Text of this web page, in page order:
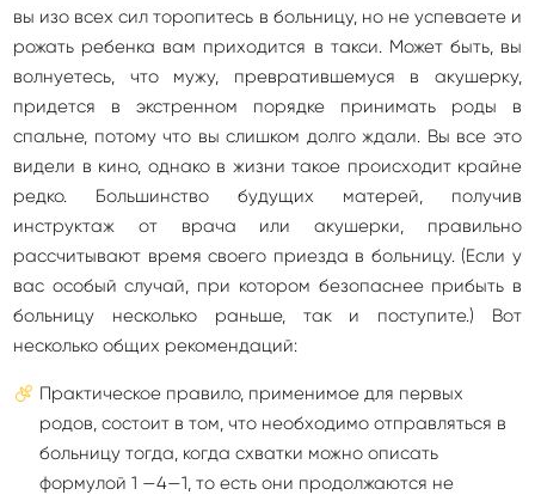
вы изо всех сил торопитесь в больницу, но не успеваете и
рожать ребенка вам приходится в такси. Может быть, вы
волнуетесь, что мужу, превратившемуся в акушерку,
придется в экстренном порядке принимать роды в
спальне, потому что вы слишком долго ждали. Вы все это
видели в кино, однако в жизни такое происходит крайне
редко. Большинство будущих матерей, получив
инструктаж от врача или акушерки, правильно
рассчитывают время своего приезда в больницу. (Если у
вас особый случай, при котором безопаснее прибыть в
больницу несколько раньше, так и поступите.) Вот
несколько общих рекомендаций:
Практическое правило, применимое для первых
родов, состоит в том, что необходимо отправляться в
больницу тогда, когда схватки можно описать
формулой 1 —4—1, то есть они продолжаются не